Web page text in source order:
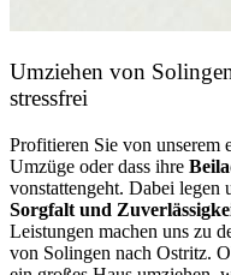
Umziehen von
stressfrei
Profitieren Sie von unserem
Umzüge oder dass ihre
vonstattengeht. Dabei legen
Sorgfalt und
Leistungen machen uns zu
von Solingen nach Ostritz.